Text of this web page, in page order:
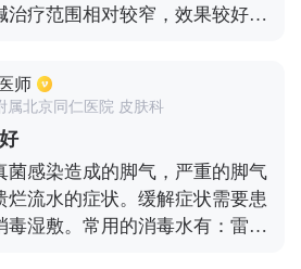
治疗范围相对较窄，效果较好。
。如果有中毒症状，不要立即停
不要长时间使用，因为糖皮质激
股骨头坏死。非甾体抗炎药具有
出现胃肠道反应，如胃肠道粘
性期治疗中，非布司他是一种黄
用于长期治疗高尿酸血症，效果
用药过程中监测血尿酸水平，不
师
属北京同仁医院 皮肤科
菌感染造成的脚气，严重的脚气
烂流水的症状。缓解症状需要患
毒湿敷。常用的消毒水有：雷佛